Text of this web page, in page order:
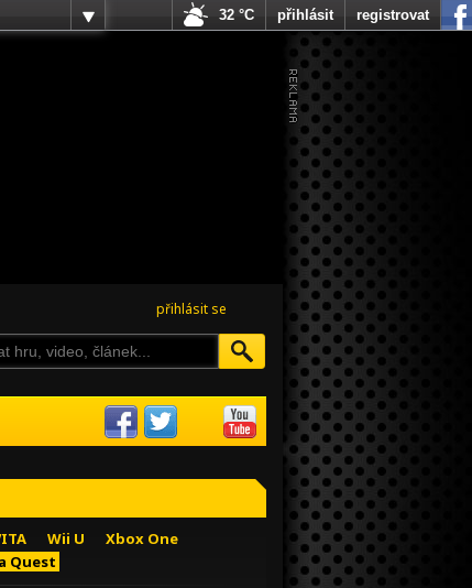
přihlásit se
Wii U
Xbox One
Quest
32 °C přihlásit registrovat